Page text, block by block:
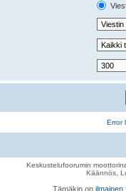
Error
Keskustelufoorumin
Käännös,
Tämäkin on ilmainen